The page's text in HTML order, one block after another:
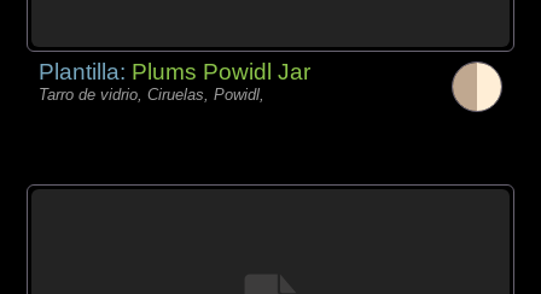
Plantilla: Plums Powidl Jar
Tarro de vidrio, Ciruelas, Powidl,